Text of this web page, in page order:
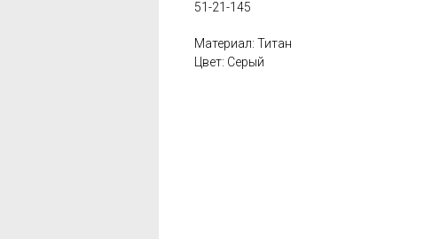
51-21-145
Материал: Титан
Цвет: Серый